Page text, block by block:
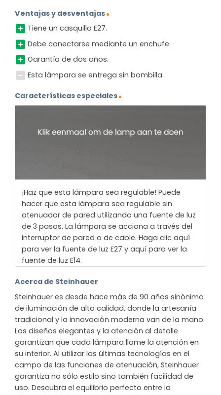
Ventajas y desventajas
Tiene un casquillo E27.
Debe conectarse mediante un enchufe.
Garantía de dos años.
Esta lámpara se entrega sin bombilla.
Características especiales
¡Haz que esta lámpara sea regulable! Puede
hacer que esta lámpara sea regulable sin
atenuador de pared utilizando una fuente de luz
de 3 pasos. La lámpara se acciona a través del
interruptor de pared o de cable. Haga clic aquí
para ver la fuente de luz E27 y aquí para ver la
fuente de luz E14.
Acerca de Steinhauer
Steinhauer es desde hace más de 90 años sinónimo
de iluminación de alta calidad, donde la artesanía
tradicional y la innovación moderna van de la mano.
Los diseños elegantes y la atención al detalle
garantizan que cada lámpara llame la atención en
su interior. Al utilizar las últimas tecnologías en el
campo de las funciones de atenuación, Steinhauer
garantiza no sólo estilo sino también facilidad de
uso. Descubra el equilibrio perfecto entre la